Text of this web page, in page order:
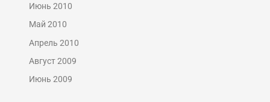
Июнь 2010
Май 2010
Апрель 2010
Август 2009
Июнь 2009